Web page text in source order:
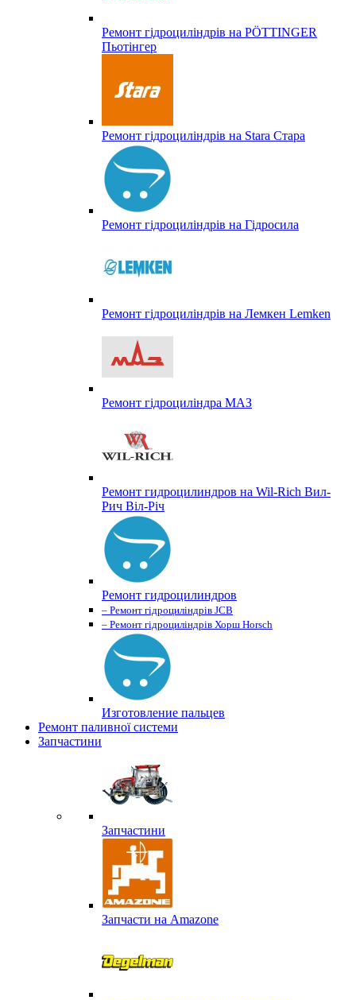
Ремонт гідроциліндрів на PÖTTINGER
Пьотінгер
Ремонт гідроциліндрів на Stara Стара
Ремонт гідроциліндрів на Гідросила
Ремонт гідроциліндрів на Лемкен Lemken
Ремонт гідроциліндра МАЗ
Ремонт гидроцилиндров на Wil-Rich Вил-
Рич Віл-Річ
Ремонт гидроцилиндров
– Ремонт гідроциліндрів JCB
– Ремонт гідроциліндрів Хорш Horsch
Изготовление пальцев
Ремонт паливної системи
Запчастини
Запчастини
Запчасти на Amazone